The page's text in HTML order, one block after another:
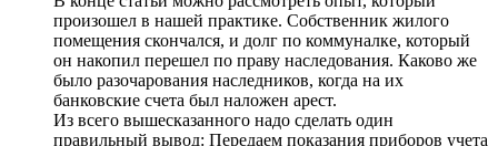
произошел в нашей практике. Собственник жилого
помещения скончался, и долг по коммуналке, который
он накопил перешел по праву наследования. Каково же
было разочарования наследников, когда на их
банковские счета был наложен арест.
Из всего вышесказанного надо сделать один
правильный вывод: Передаем показания приборов учета